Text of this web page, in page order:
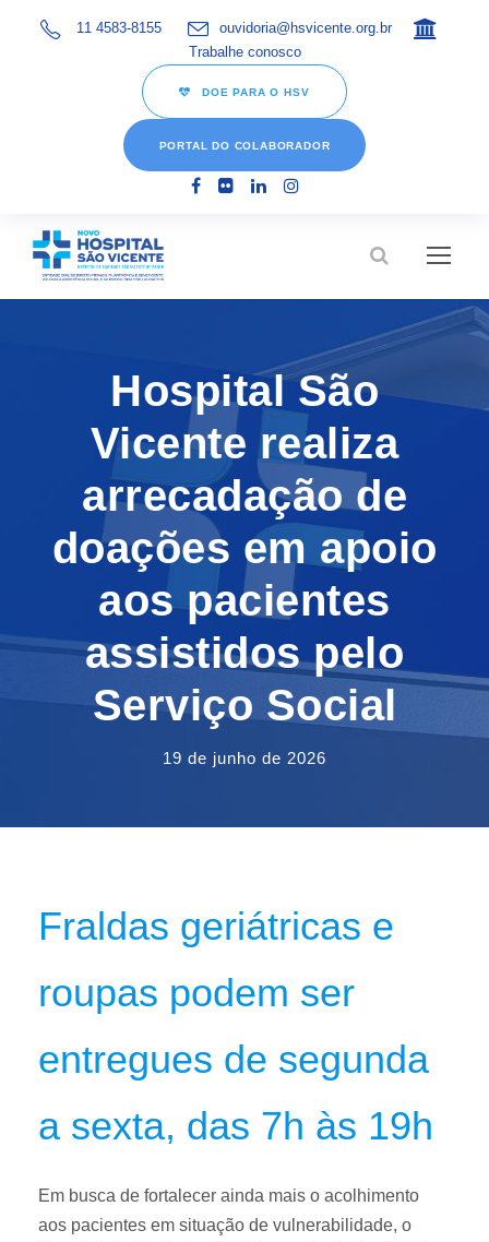
11 4583-8155
ouvidoria@hsvicente.org.br
Trabalhe conosco
DOE PARA O HSV
PORTAL DO COLABORADOR
Hospital São
Vicente realiza
arrecadação de
doações em apoio
aos pacientes
assistidos pelo
Serviço Social
19 de junho de 2026
Fraldas geriátricas e
roupas podem ser
entregues de segunda
a sexta, das 7h às 19h
Em busca de fortalecer ainda mais o acolhimento
aos pacientes em situação de vulnerabilidade, o